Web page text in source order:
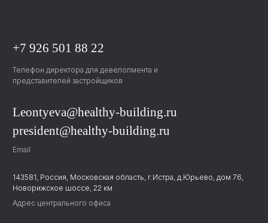
+7 926 501 88 22
Телефон директора для девелопмента и
представителей застройщиков
Leontyeva@healthy-building.ru
president@healthy-building.ru
Email
143581, Россия, Московская область, г.Истра, д.Юрьево, дом 76,
Новорижское шоссе, 22 км
Адрес центрального офиса